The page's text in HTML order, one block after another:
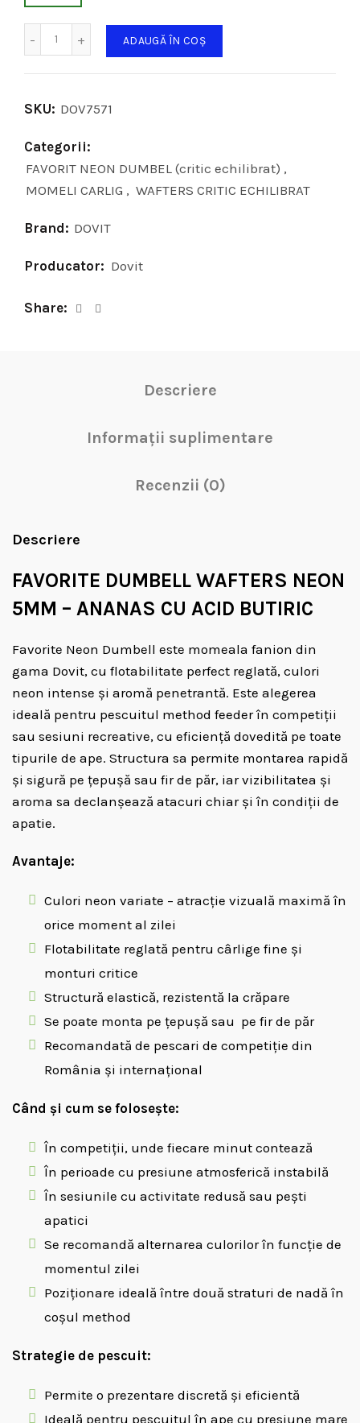
ADAUGĂ ÎN COȘ
SKU: DOV7571
Categorii:
FAVORIT NEON DUMBEL (critic echilibrat) ,
MOMELI CARLIG , WAFTERS CRITIC ECHILIBRAT
Brand: DOVIT
Producator: Dovit
Share
Descriere
Informații suplimentare
Recenzii (0)
Descriere
FAVORITE DUMBELL WAFTERS NEON
5MM – ANANAS CU ACID BUTIRIC
Favorite Neon Dumbell este momeala fanion din
gama Dovit, cu flotabilitate perfect reglată, culori
neon intense și aromă penetrantă. Este alegerea
ideală pentru pescuitul method feeder în competiții
sau sesiuni recreative, cu eficiență dovedită pe toate
tipurile de ape. Structura sa permite montarea rapidă
și sigură pe țepușă sau fir de păr, iar vizibilitatea și
aroma sa declanșează atacuri chiar și în condiții de
apatie.
Avantaje:
Culori neon variate – atracție vizuală maximă în
orice moment al zilei
Flotabilitate reglată pentru cârlige fine și
monturi critice
Structură elastică, rezistentă la crăpare
Se poate monta pe țepușă sau pe fir de păr
Recomandată de pescari de competiție din
România și internațional
Când și cum se folosește:
În competiții, unde fiecare minut contează
În perioade cu presiune atmosferică instabilă
În sesiunile cu activitate redusă sau pești
apatici
Se recomandă alternarea culorilor în funcție de
momentul zilei
Poziționare ideală între două straturi de nadă în
coșul method
Strategie de pescuit:
Permite o prezentare discretă și eficientă
Ideală pentru pescuitul în ape cu presiune mare